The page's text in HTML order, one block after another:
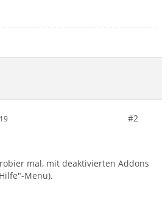
#2
mal, mit deaktivierten Addons
Menü).